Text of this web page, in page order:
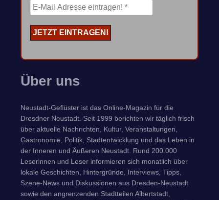
Über uns
Neustadt-Geflüster ist das Online-Magazin für die
Dresdner Neustadt. Seit 1999 berichten wir täglich frisch
über aktuelle Nachrichten, Kultur, Veranstaltungen,
Gastronomie, Politik, Stadtentwicklung und das Leben in
der Inneren und Äußeren Neustadt. Rund 200.000
Leserinnen und Leser informieren sich monatlich über
lokale Geschichten, Hintergründe, Interviews, Tipps,
Szene-News und Diskussionen aus Dresden-Neustadt
sowie den angrenzenden Stadtteilen Albertstadt,